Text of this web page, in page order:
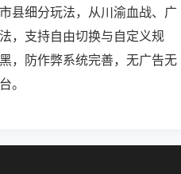
县细分玩法，从川渝血战、广
，支持自由切换与自定义规
，防作弊系统完善，无广告无
。